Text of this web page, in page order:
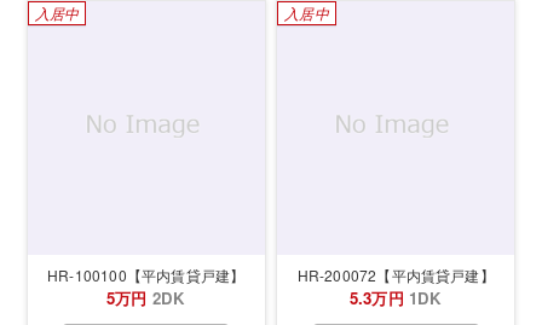
HR-100100【平内賃貸戸建】
入居中
5万円 2DK
HR-200072【平内賃貸戸建】
入居中
5.3万円 1DK